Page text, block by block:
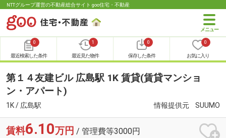
NTTグループ運営の不動産総合サイト goo住宅・不動産
0
最近検索した条件
1
最近見た物件
0
保存した条件
0
お気に入り
第１４友建ビル 広島駅 1K 賃貸(賃貸マンショ
ン・アパート)
1K / 広島駅 情報提供元 SUUMO
賃料6.10万円 / 管理費等3000円